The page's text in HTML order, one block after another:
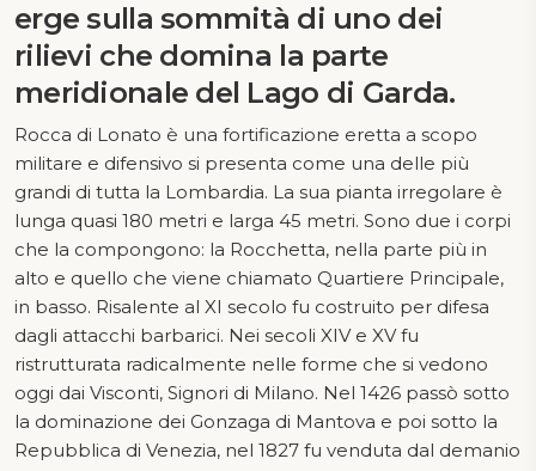
erge sulla sommità di uno dei
rilievi che domina la parte
meridionale del Lago di Garda.
Rocca di Lonato è una fortificazione eretta a scopo
militare e difensivo si presenta come una delle più
grandi di tutta la Lombardia. La sua pianta irregolare è
lunga quasi 180 metri e larga 45 metri. Sono due i corpi
che la compongono: la Rocchetta, nella parte più in
alto e quello che viene chiamato Quartiere Principale,
in basso. Risalente al XI secolo fu costruito per difesa
dagli attacchi barbarici. Nei secoli XIV e XV fu
ristrutturata radicalmente nelle forme che si vedono
oggi dai Visconti, Signori di Milano. Nel 1426 passò sotto
la dominazione dei Gonzaga di Mantova e poi sotto la
Repubblica di Venezia, nel 1827 fu venduta dal demanio